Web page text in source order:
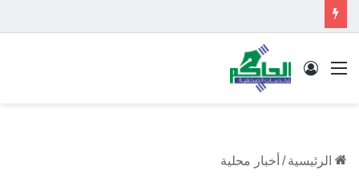
القائمة تسجيل الدخول
الرئيسية / أخبار محلية